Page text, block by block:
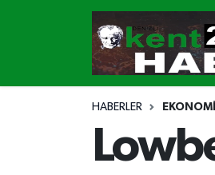
HABERLER EKONOMİ
GÜNDEM
SİYASET
CANLI YAYIN
Denizli Nöbetçi Eczaneler
Denizli Hava Durumu
Denizli Namaz Vakitleri